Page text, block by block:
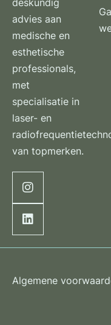
deskundig
advies aan
medische en
esthetische
professionals,
met
specialisatie in
laser- en
van topmerken.
Algemene